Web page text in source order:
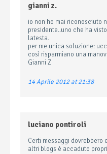
gianni z.
io non ho mai riconosciuto
presidente..uno che ha
latesta.
per me unica soluzione:
così risparmiano una
Gianni Z
14 Aprile 2012 at 21:38
luciano pontiroli
Certi messaggi dovrebbero
altri blogs è accaduto